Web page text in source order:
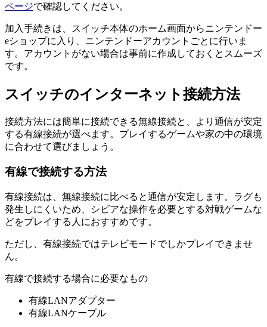
ページで確認してください。
加入手続きは、スイッチ本体のホーム画面からニンテンドー
eショップに入り、ニンテンドーアカウントごとに行いま
す。アカウントがない場合は事前に作成しておくとスムーズ
です。
スイッチのインターネット接続方法
接続方法には簡単に接続できる無線接続と、より通信が安定
する有線接続が選べます。プレイするゲームや家の中の環境
に合わせて選びましょう。
有線で接続する方法
有線接続は、無線接続に比べると通信が安定します。ラグも
発生しにくいため、シビアな操作を必要とする対戦ゲームな
どをプレイする人におすすめです。
ただし、有線接続ではテレビモードでしかプレイできませ
ん。
有線で接続する場合に必要なもの
有線LANアダプター
有線LANケーブル